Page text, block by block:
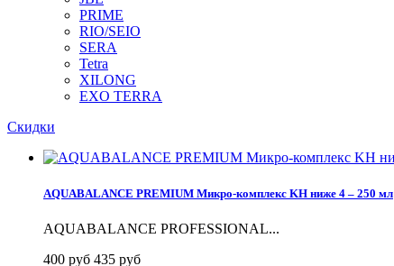
PRIME
RIO/SEIO
SERA
Tetra
XILONG
EXO TERRA
Скидки
AQUABALANCE PREMIUM Микро-комплекс KH ниже 4 – 250 мл
AQUABALANCE PROFESSIONAL...
400 руб 435 руб